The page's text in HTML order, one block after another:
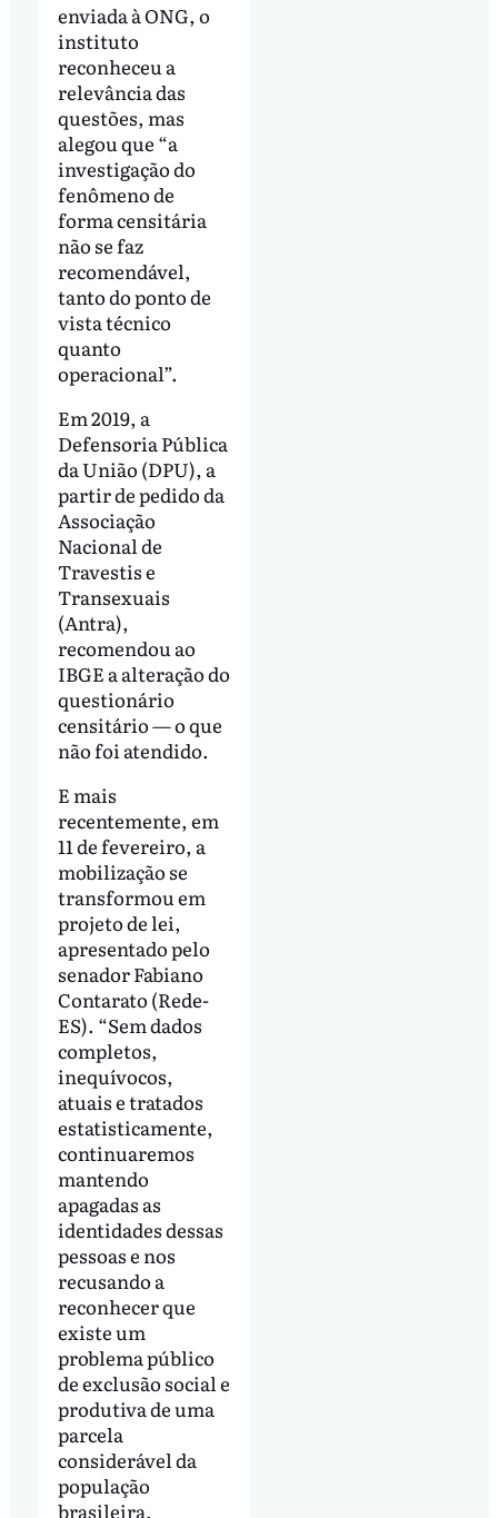
enviada à ONG, o
instituto
reconheceu a
relevância das
questões, mas
alegou que “a
investigação do
fenômeno de
forma censitária
não se faz
recomendável,
tanto do ponto de
vista técnico
quanto
operacional”.
Em 2019, a
Defensoria Pública
da União (DPU), a
partir de pedido da
Associação
Nacional de
Travestis e
Transexuais
(Antra),
recomendou ao
IBGE a alteração do
questionário
censitário — o que
não foi atendido.
E mais
recentemente, em
11 de fevereiro, a
mobilização se
transformou em
projeto de lei,
apresentado pelo
senador Fabiano
Contarato (Rede-
ES). “Sem dados
completos,
inequívocos,
atuais e tratados
estatisticamente,
continuaremos
mantendo
apagadas as
identidades dessas
pessoas e nos
recusando a
reconhecer que
existe um
problema público
de exclusão social e
produtiva de uma
parcela
considerável da
população
brasileira,